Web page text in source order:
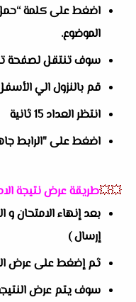
اضغط على كلمة
الموضوع.
سوف تنتقل لصفحة
قم بالنزول الي
انتظر العداد 15 ثانية
اضغط على "الرابط
💥💥طريقة عرض نتيجة
بعد إنهاء الامتحان
إرسال )
ثم إضغط على عرض
سوف يتم عرض